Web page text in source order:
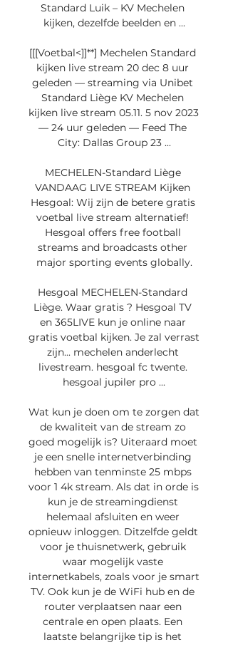
Standard Luik – KV Mechelen
kijken, dezelfde beelden en ...
[[[Voetbal<]]**] Mechelen Standard
kijken live stream 20 dec 8 uur
geleden — streaming via Unibet
Standard Liège KV Mechelen
kijken live stream 05.11. 5 nov 2023
— 24 uur geleden — Feed The
City: Dallas Group 23 ...
MECHELEN-Standard Liège
VANDAAG LIVE STREAM Kijken
Hesgoal: Wij zijn de betere gratis
voetbal live stream alternatief!
Hesgoal offers free football
streams and broadcasts other
major sporting events globally.
Hesgoal MECHELEN-Standard
Liège. Waar gratis ? Hesgoal TV
en 365LIVE kun je online naar
gratis voetbal kijken. Je zal verrast
zijn... mechelen anderlecht
livestream. hesgoal fc twente.
hesgoal jupiler pro ...
Wat kun je doen om te zorgen dat
de kwaliteit van de stream zo
goed mogelijk is? Uiteraard moet
je een snelle internetverbinding
hebben van tenminste 25 mbps
voor 1 4k stream. Als dat in orde is
kun je de streamingdienst
helemaal afsluiten en weer
opnieuw inloggen. Ditzelfde geldt
voor je thuisnetwerk, gebruik
waar mogelijk vaste
internetkabels, zoals voor je smart
TV. Ook kun je de WiFi hub en de
router verplaatsen naar een
centrale en open plaats. Een
laatste belangrijke tip is het